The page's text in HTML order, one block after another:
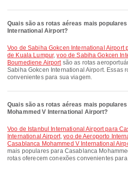
Quais são as rotas aéreas mais
International Airport?
voo de Sabiha Gokcen International Airport para Aeroporto Internacional
de Kuala Lumpur,voo de Sabiha Gokcen
Boumediene Airportsão as rotas
Sabiha Gokcen International Airport. Essas
convenientes para sua viagem.
Quais são as rotas aéreas mais
Mohammed V International Airport?
voo de Istanbul International Airport para Casablanca Mohammed V
International Airport,voo de Aeroporto
Casablanca Mohammed V International
mais populares para Casablanca
rotas oferecem conexões convenientes